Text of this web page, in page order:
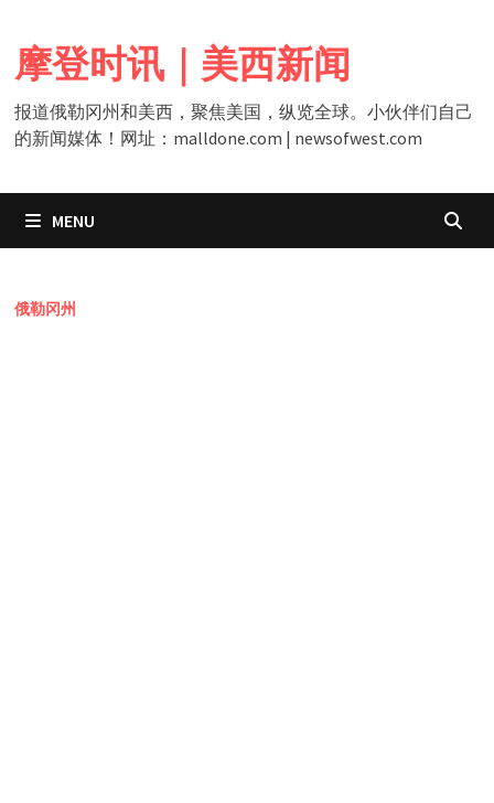
content
摩登时讯｜美西新闻
报道俄勒冈州和美西，聚焦美国，纵览全球。小伙伴们自己
的新闻媒体！网址：malldone.com | newsofwest.com
MENU
俄勒冈州